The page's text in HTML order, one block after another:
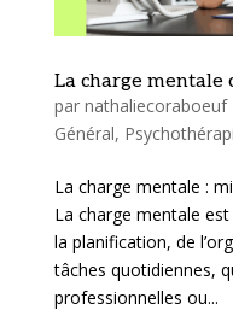
La charge mentale
par nathaliecoraboeuf
Général,
La charge mentale :
La charge mentale
la planification, de
tâches quotidiennes,
professionnelles ou...